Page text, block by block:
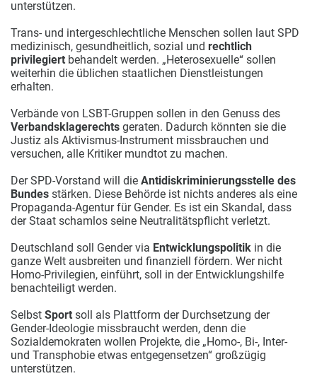
unterstützen.
Trans- und intergeschlechtliche Menschen sollen laut SPD
medizinisch, gesundheitlich, sozial und rechtlich
privilegiert behandelt werden. „Heterosexuelle“ sollen
weiterhin die üblichen staatlichen Dienstleistungen
erhalten.
Verbände von LSBT-Gruppen sollen in den Genuss des
Verbandsklagerechts geraten. Dadurch könnten sie die
Justiz als Aktivismus-Instrument missbrauchen und
versuchen, alle Kritiker mundtot zu machen.
Der SPD-Vorstand will die Antidiskriminierungsstelle des
Bundes stärken. Diese Behörde ist nichts anderes als eine
Propaganda-Agentur für Gender. Es ist ein Skandal, dass
der Staat schamlos seine Neutralitätspflicht verletzt.
Deutschland soll Gender via Entwicklungspolitik in die
ganze Welt ausbreiten und finanziell fördern. Wer nicht
Homo-Privilegien, einführt, soll in der Entwicklungshilfe
benachteiligt werden.
Selbst Sport soll als Plattform der Durchsetzung der
Gender-Ideologie missbraucht werden, denn die
Sozialdemokraten wollen Projekte, die „Homo-, Bi-, Inter-
und Transphobie etwas entgegensetzen“ großzügig
unterstützen.